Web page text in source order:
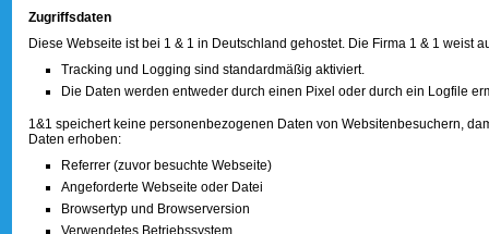
Zugriffsdaten
Diese Webseite ist bei 1 & 1 in Deutschland gehostet. Die Firma 1 & 1 weist
Tracking und Logging sind standardmäßig aktiviert.
Die Daten werden entweder durch einen Pixel oder durch ein Logfile
1&1 speichert keine personenbezogenen Daten von Websitenbesuchern,
Daten erhoben:
Referrer (zuvor besuchte Webseite)
Angeforderte Webseite oder Datei
Browsertyp und Browserversion
Verwendetes Betriebssystem